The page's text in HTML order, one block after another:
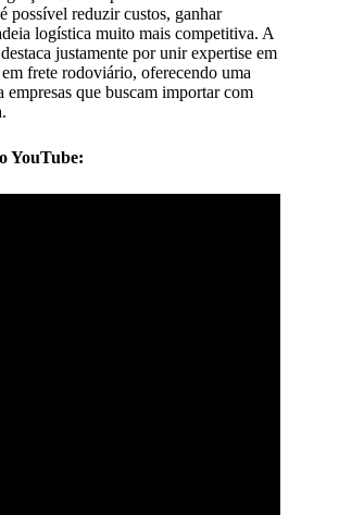
possível reduzir custos, ganhar
logística muito mais competitiva. A
justamente por unir expertise em
frete rodoviário, oferecendo uma
empresas que buscam importar com
YouTube: